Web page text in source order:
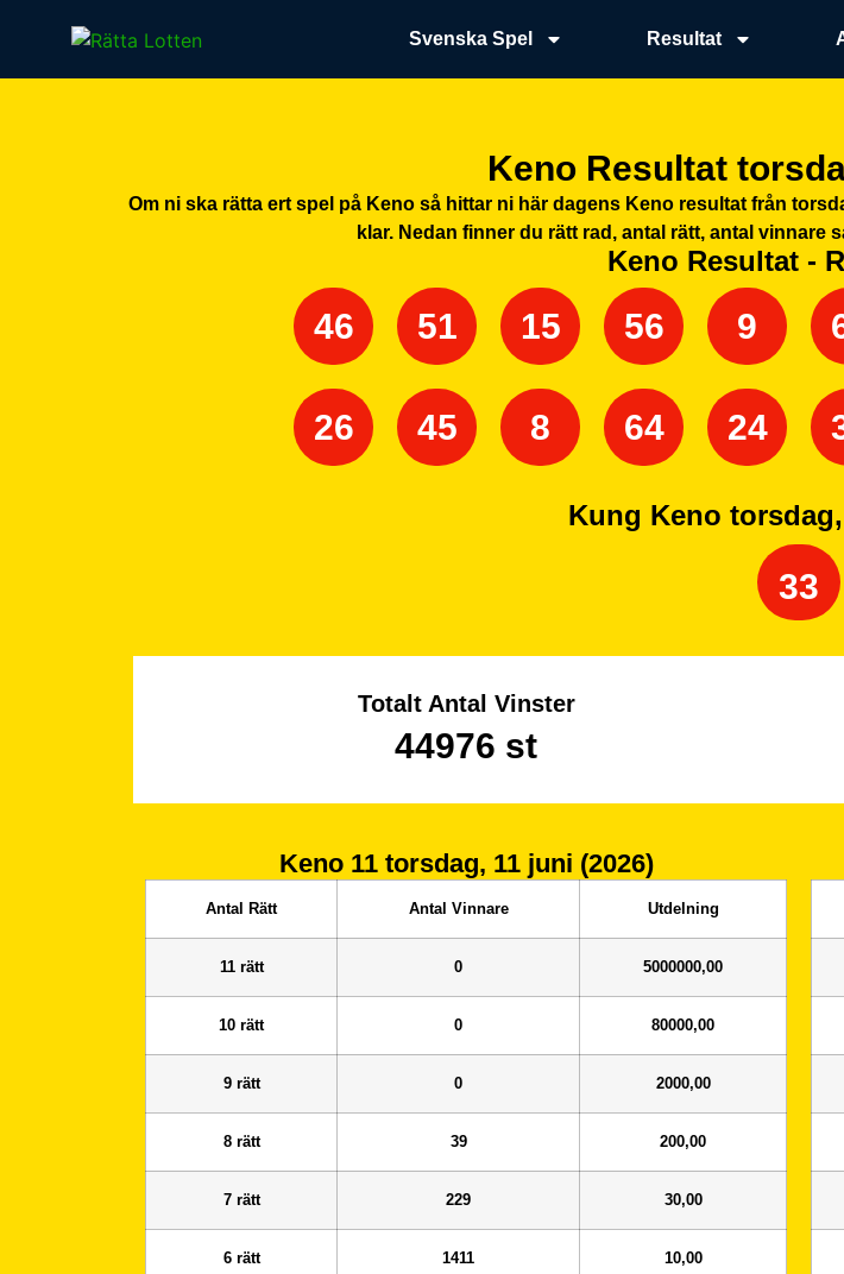
Svenska Spel Resultat
Keno Resultat
Om ni ska rätta ert spel på Keno så hittar ni här dagens Keno resultat från
klar. Nedan finner du rätt rad, antal rätt, antal
Keno Resultat -
46 51 15 56 9
26 45 8 64 24
Kung Keno
33
Totalt Antal Vinster
44976 st
Keno 11 torsdag, 11 juni (2026)
Antal Rätt Antal Vinnare Utdelning
11 rätt 0 5000000,00
10 rätt 0 80000,00
9 rätt 0 2000,00
8 rätt 39 200,00
7 rätt 229 30,00
6 rätt 1411 10,00